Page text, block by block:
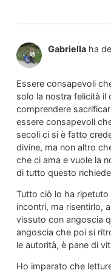
Gabriella ha
Essere consapevoli
solo la nostra felicità il
comprendere
essere consapevoli
secoli ci si è fatto
divine, ma non altro
che ci ama e vuole la
di tutto questo
Tutto ciò lo ha ripetuto
incontri, ma risentirlo,
vissuto con angoscia
angoscia che poi si
le autorità, è pane di
Ho imparato che